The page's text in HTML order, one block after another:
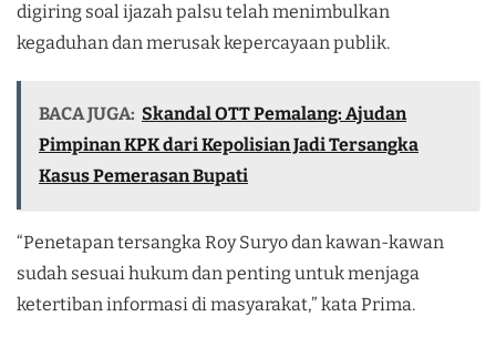
digiring soal ijazah palsu telah menimbulkan
kegaduhan dan merusak kepercayaan publik.
BACA JUGA: Skandal OTT Pemalang: Ajudan
Pimpinan KPK dari Kepolisian Jadi Tersangka
Kasus Pemerasan Bupati
“Penetapan tersangka Roy Suryo dan kawan-kawan
sudah sesuai hukum dan penting untuk menjaga
ketertiban informasi di masyarakat,” kata Prima.